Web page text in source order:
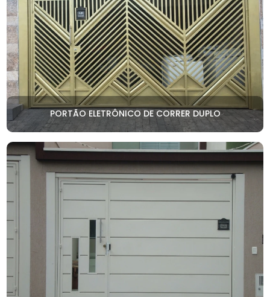
PORTÃO ELETRÔNICO DE CORRER DUPLO